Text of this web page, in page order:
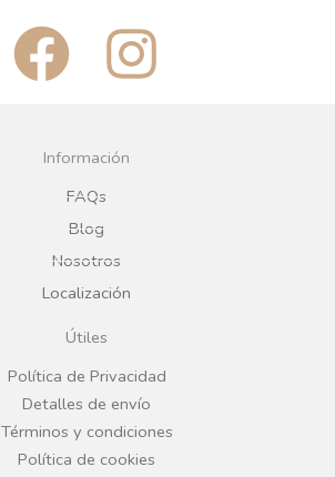
F
a
c
e
b
o
o
k
I
n
g
r
a
Información
FAQs
Blog
Nosotros
Localización
Útiles
Política de Privacidad
Detalles de envío
Términos y condiciones
Política de cookies